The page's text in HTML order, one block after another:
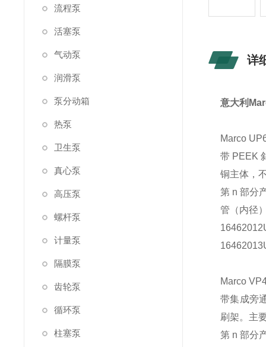
流程泵
活塞泵
气动泵
润滑泵
泵分动箱
热泵
卫生泵
真心泵
高压泵
螺杆泵
计量泵
隔膜泵
齿轮泵
循环泵
柱塞泵
详
意大利
Marco
带 PEEK
铜主体，
第 n 部分
管（内径
16462012
16462013
Marco
带集成旁
刷架。主
第 n 部分